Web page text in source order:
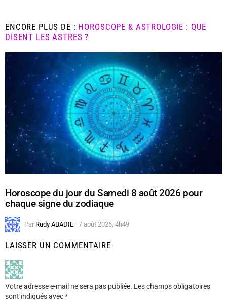
ENCORE PLUS DE : HOROSCOPE & ASTROLOGIE : QUE
DISENT LES ASTRES ?
Horoscope du jour du Samedi 8 août 2026 pour
chaque signe du zodiaque
Par Rudy ABADIE 7 août 2026, 4h49
LAISSER UN COMMENTAIRE
Votre adresse e-mail ne sera pas publiée. Les champs obligatoires
sont indiqués avec*